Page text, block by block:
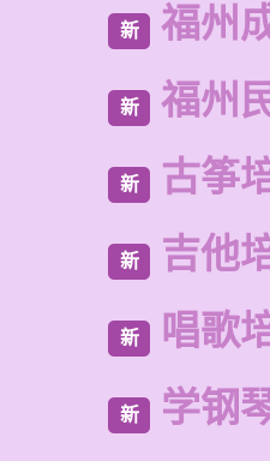
新 福州
新 福州
新 古筝
新 吉他
新 唱歌
新 学钢